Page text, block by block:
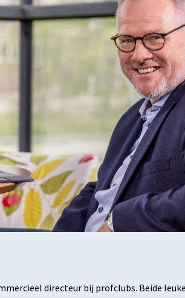
directeur bij profclubs. Beide